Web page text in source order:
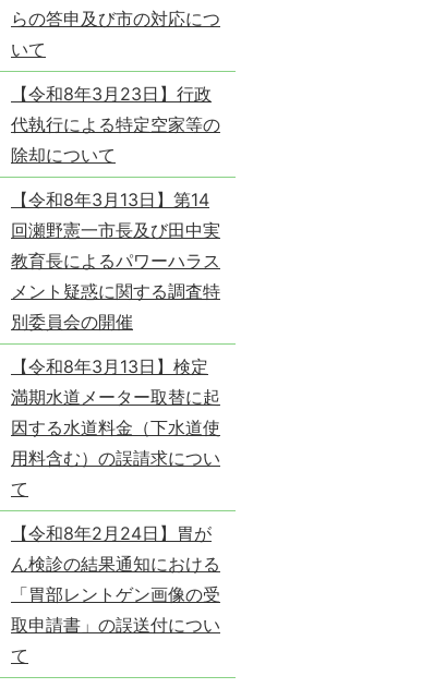
らの答申及び市の対応につ
いて
【令和8年3月23日】行政
代執行による特定空家等の
除却について
【令和8年3月13日】第14
回瀬野憲一市長及び田中実
教育長によるパワーハラス
メント疑惑に関する調査特
別委員会の開催
【令和8年3月13日】検定
満期水道メーター取替に起
因する水道料金（下水道使
用料含む）の誤請求につい
て
【令和8年2月24日】胃が
ん検診の結果通知における
「胃部レントゲン画像の受
取申請書」の誤送付につい
て